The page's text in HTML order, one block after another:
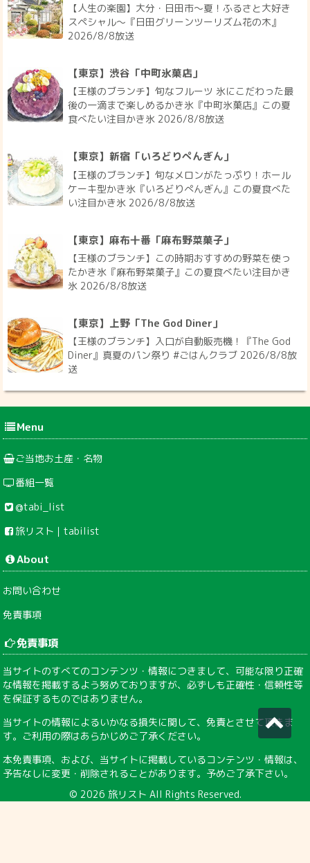
【人生の楽園】大分・日田市～夏！ふるさと大好き
スペシャル～『日田グリーンツーリズム花の木』
2026/8/8放送
【東京】渋谷「中町氷菓店」
【王様のブランチ】旬なフルーツ 氷にこだわった最
後の一滴まで楽しめるかき氷『中町氷菓店』この夏
食べたい注目かき氷 2026/8/8放送
【東京】新宿「いろどりぺんぎん」
【王様のブランチ】旬なメロンがたっぷり！ホール
ケーキ型かき氷『いろどりぺんぎん』この夏食べた
い注目かき氷 2026/8/8放送
【東京】麻布十番「麻布野菜菓子」
【王様のブランチ】この時期おすすめの野菜を使っ
たかき氷『麻布野菜菓子』この夏食べたい注目かき
氷 2026/8/8放送
【東京】上野「The God Diner」
【王様のブランチ】入口が自動販売機！『The God
Diner』真夏のパン祭り #ごはんクラブ 2026/8/8放
送
Menu
ご当地お土産・名物
番組一覧
@tabi_list
旅リスト｜tabilist
About
お問い合わせ
免責事項
免責事項
当サイトのすべてのコンテンツ・情報につきまして、可能な限り正確
な情報を掲載するよう努めておりますが、必ずしも正確性・信頼性等
を保証するものではありません。
当サイトの情報によるいかなる損失に関して、免責とさせて頂きま
す。ご利用の際はあらかじめご了承ください。
本免責事項、および、当サイトに掲載しているコンテンツ・情報は、
予告なしに変更・削除されることがあります。予めご了承下さい。
© 2026 旅リスト All Rights Reserved.